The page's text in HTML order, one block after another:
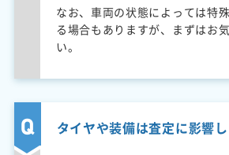
なお、車両の状態によっては特
る場合もありますが、まずはお
い。
タイヤや装備は査定に影響